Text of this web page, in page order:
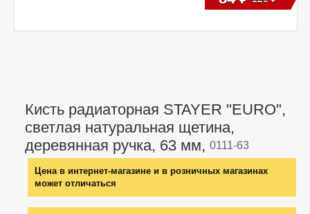
Кисть радиаторная STAYER "EURO",
светлая натуральная щетина,
деревянная ручка, 63 мм, 0111-63
Цена в интернет-магазине и в розничных магазинах
может отличаться